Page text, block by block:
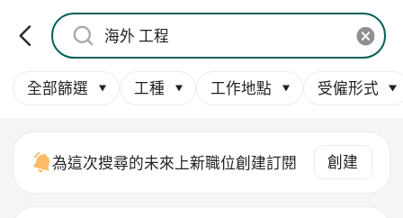
全部篩選 工種 工作地點 受僱形式
為這次搜尋的未來上新職位創建訂閱 創建